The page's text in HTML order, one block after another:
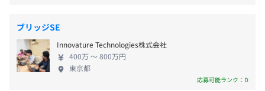
・誕生日休暇（1日）
・結婚休暇
・産前産後休暇
・配偶者出産休暇
・育児休業（女性社員取得率100％/男性社員取得率
がら、導入までのすべての工程を経験でき、エンジ
ニアとしての醍醐味を味わえたり、スキルアップに
もつながる点が魅力です。 ◆事業優位性が高く安定
感がある 当社の強みは、まず顧客とのパイプ（銀
行、生命保険会社、行政機関、中央省庁、地方自治
ブリッジSE
Innovature Technologies株式会社
400万 〜 800万円
東京都
応募可能ランク：D